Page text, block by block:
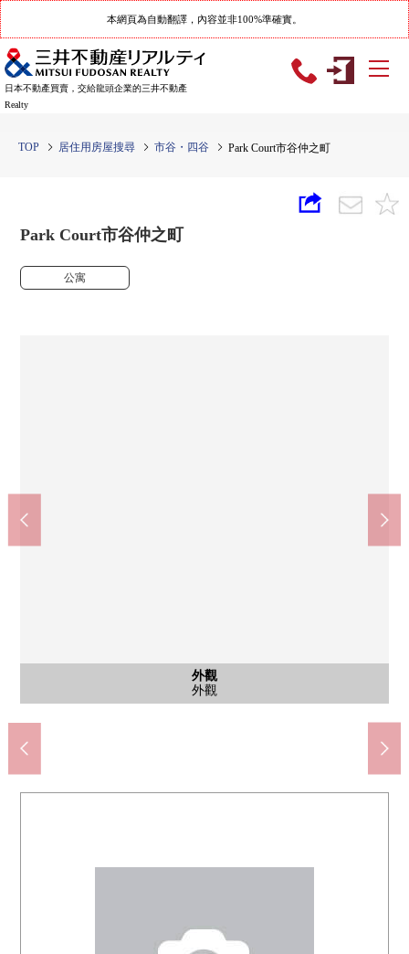
本網頁為自動翻譯，內容並非100%準確實。
日本不動產買賣，交給龍頭企業的三井不動產
Realty
TOP 居住用房屋搜尋 市谷・四谷 Park Court市谷仲之町
Park Court市谷仲之町
公寓
外觀
外觀
客廳
因為設立角櫥窗所以實現舒服的開放感覺
客廳
因為設立角櫥窗所以實現舒服的開放感覺
客廳
有天花板高度2.45米的舒適的客廳飯廳空間
客廳
有天花板高度2.45米的舒適的客廳飯廳空間
院子
為在約38平方公尺的東西專用的院子，用地裡有種植來自外面的
視線是不在意的設計
廚房
被配置多個，櫃台以及擱板收納豐富的組合廚房
廚房
被配置多個，櫃台以及擱板收納豐富的組合廚房
廚房
被配置多個，櫃台以及擱板收納豐富的組合廚房
洗臉
附帶三面鏡的收納豐富的洗手間
洗臉
附帶三面鏡的收納豐富的洗手間
洗臉
附帶三面鏡的收納豐富的洗手間
公共汽車
有便於1620尺寸的浴室，換氣的窗
廁所
溫水衝洗在的馬桶座
門口
門口
入口
入口
入口
入口
入口
入口
入口
入口